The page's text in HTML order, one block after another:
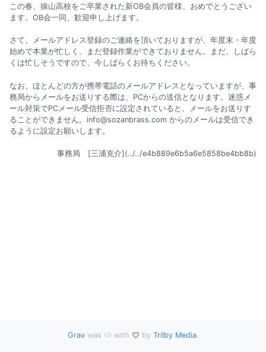
この春、操山高校をご卒業された新OB会員の皆様、おめでとうござい
ます。OB会一同、歓迎申し上げます。
さて、メールアドレス登録のご連絡を頂いておりますが、年度末・年度
始めで本業が忙しく、まだ登録作業ができておりません。まだ、しばら
くは忙しそうですので、今しばらくお待ちください。
なお、ほとんどの方が携帯電話のメールアドレスとなっていますが、事
務局からメールをお送りする際は、PCからの送信となります。迷惑メ
ール対策でPCメール受信拒否に設定されていると、メールをお送りす
ることができません。info@sozanbrass.com からのメールは受信でき
るように設定お願いします。
事務局 [三浦克介](../../e4b889e6b5a6e5858be4bb8b)
Gravwas with by Trilby Media.